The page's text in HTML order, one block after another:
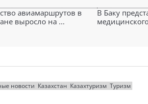
авиамаршрутов в
выросло на ...
В Баку
новости Казахстан Казахтуризм Туризм